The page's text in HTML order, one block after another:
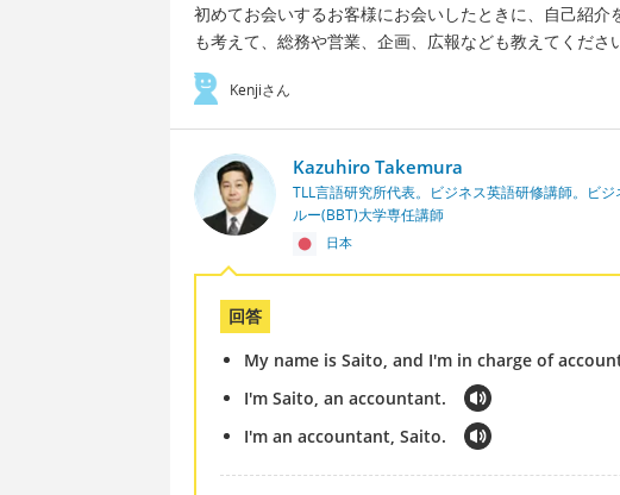
初めてお会いするお客様にお会いしたときに、自己紹
も考えて、総務や営業、企画、広報なども教えてくださ
Kenjiさん
Kazuhiro Takemura
TLL言語研究所代表。ビジネス英語研修講師。ビ
ルー(BBT)大学専任講師
日本
回答
My name is Saito, and I'm in charge of
I'm Saito, an accountant.
I'm an accountant, Saito.